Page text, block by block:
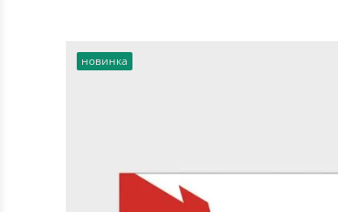
новинка